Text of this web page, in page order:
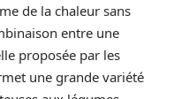
de la chaleur sans
entre une
proposée par les
une grande variété